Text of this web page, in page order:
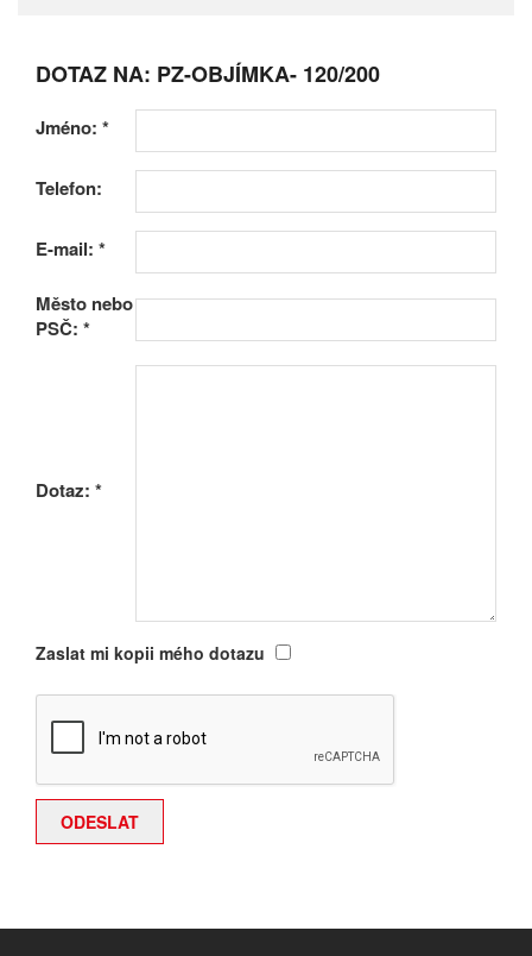
DOTAZ NA: PZ-OBJÍMKA- 120/200
Jméno: *
Telefon:
E-mail: *
Město nebo
PSČ: *
Dotaz: *
Zaslat mi kopii mého dotazu